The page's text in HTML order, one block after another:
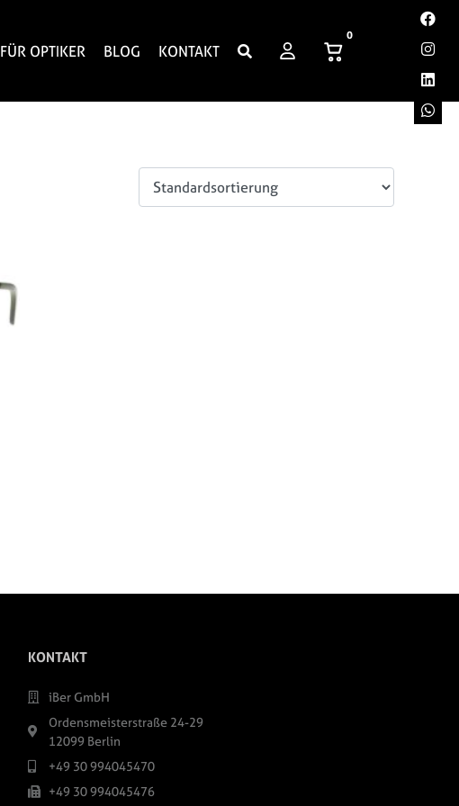
FÜR OPTIKER BLOG KONTAKT
0
KONTAKT
iBer GmbH
Ordensmeisterstraße 24-29
12099 Berlin
+49 30 994045470
+49 30 994045476